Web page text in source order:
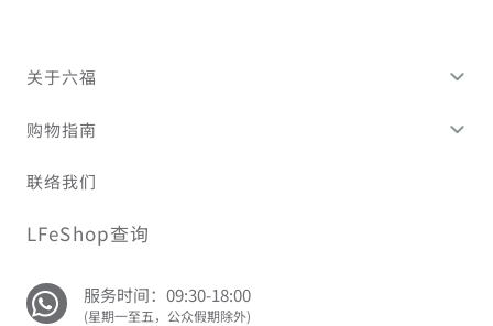
关于六福
购物指南
联络我们
LFeShop查询
服务时间：09:30-18:00
(星期一至五，公众假期除外)